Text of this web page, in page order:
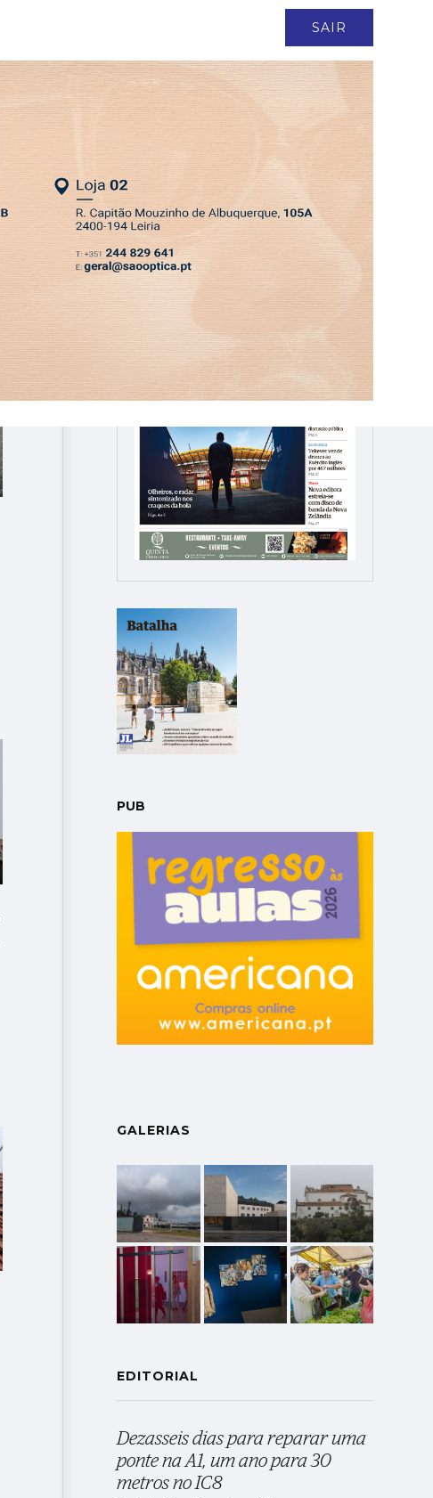
SAIR
DEPRESSÃO KRISTIN
EDIÇÃO 6 AGO 2026
PUB
GALERIAS
EDITORIAL
Dezasseis dias para reparar uma
ponte na A1, um ano para 30
metros no IC8